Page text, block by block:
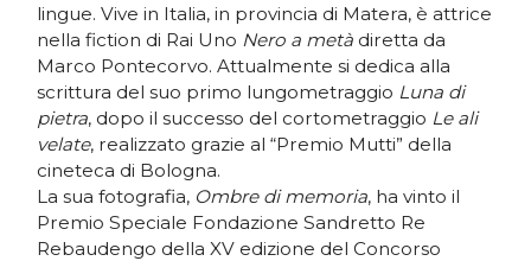
lingue. Vive in Italia, in provincia di Matera, è attrice
nella fiction di Rai Uno Nero a metà diretta da
Marco Pontecorvo. Attualmente si dedica alla
scrittura del suo primo lungometraggio Luna di
pietra, dopo il successo del cortometraggio Le ali
velate, realizzato grazie al “Premio Mutti” della
cineteca di Bologna.
La sua fotografia, Ombre di memoria, ha vinto il
Premio Speciale Fondazione Sandretto Re
Rebaudengo della XV edizione del Concorso